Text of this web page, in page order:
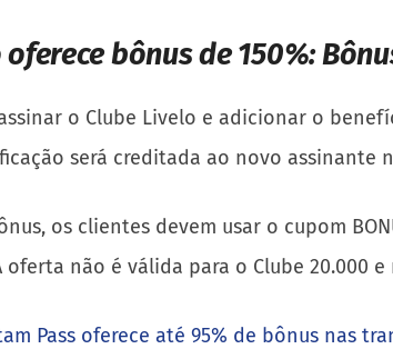
bônus de 150%:
o Clube Livelo e adicionar o
será creditada ao novo assinante
os clientes devem usar o cupom
não é válida para o Clube 20.000
Pass oferece até 95% de bônus nas